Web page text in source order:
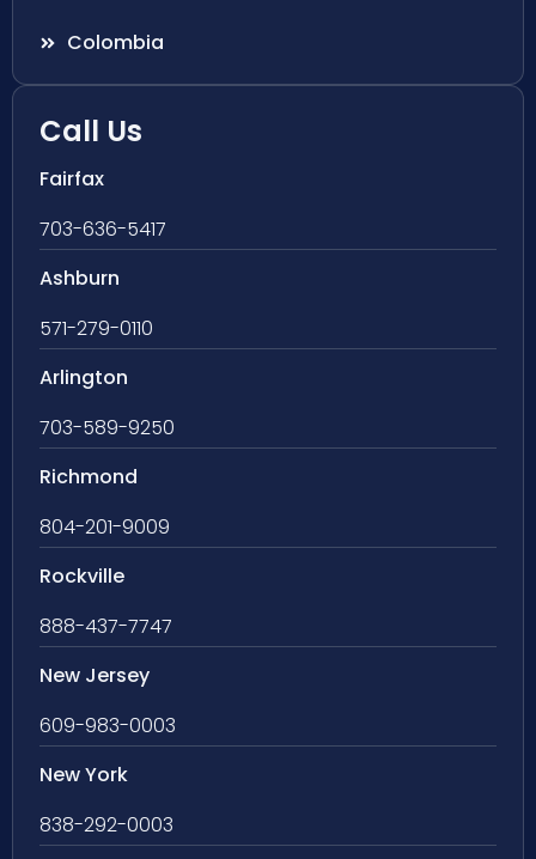
Colombia
Call Us
Fairfax
703-636-5417
Ashburn
571-279-0110
Arlington
703-589-9250
Richmond
804-201-9009
Rockville
888-437-7747
New Jersey
609-983-0003
New York
838-292-0003